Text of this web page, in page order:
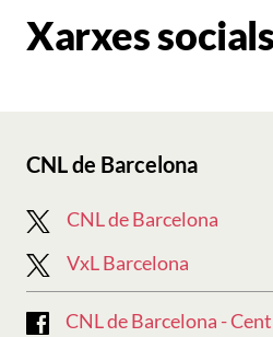
Xarxes socials
CNL de Barcelona
CNL de Barcelona
VxL Barcelona
CNL de Barcelona -